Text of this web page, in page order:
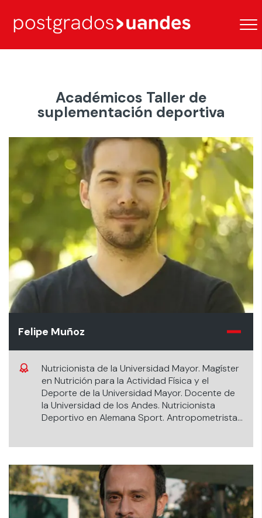
Académicos Taller de
suplementación deportiva
Felipe Muñoz
Nutricionista de la Universidad Mayor. Magíster
en Nutrición para la Actividad Física y el
Deporte de la Universidad Mayor. Docente de
la Universidad de los Andes. Nutricionista
Deportivo en Alemana Sport. Antropometrista